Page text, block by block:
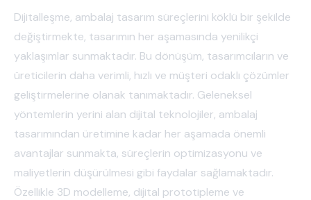
Dijitalleşme, ambalaj tasarım süreçlerini köklü bir şekilde
değiştirmekte, tasarımın her aşamasında yenilikçi
yaklaşımlar sunmaktadır. Bu dönüşüm, tasarımcıların ve
üreticilerin daha verimli, hızlı ve müşteri odaklı çözümler
geliştirmelerine olanak tanımaktadır. Geleneksel
yöntemlerin yerini alan dijital teknolojiler, ambalaj
tasarımından üretimine kadar her aşamada önemli
avantajlar sunmakta, süreçlerin optimizasyonu ve
maliyetlerin düşürülmesi gibi faydalar sağlamaktadır.
Özellikle 3D modelleme, dijital prototipleme ve